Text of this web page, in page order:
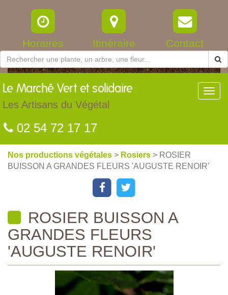
Horaires Itinéraire Contact
Le Marché Vert et solidaire
Les Artisans du Végétal
02 54 72 17 17
Nos productions végétales > Rosiers > ROSIER
BUISSON A GRANDES FLEURS 'AUGUSTE RENOIR'
ROSIER BUISSON A
GRANDES FLEURS
'AUGUSTE RENOIR'